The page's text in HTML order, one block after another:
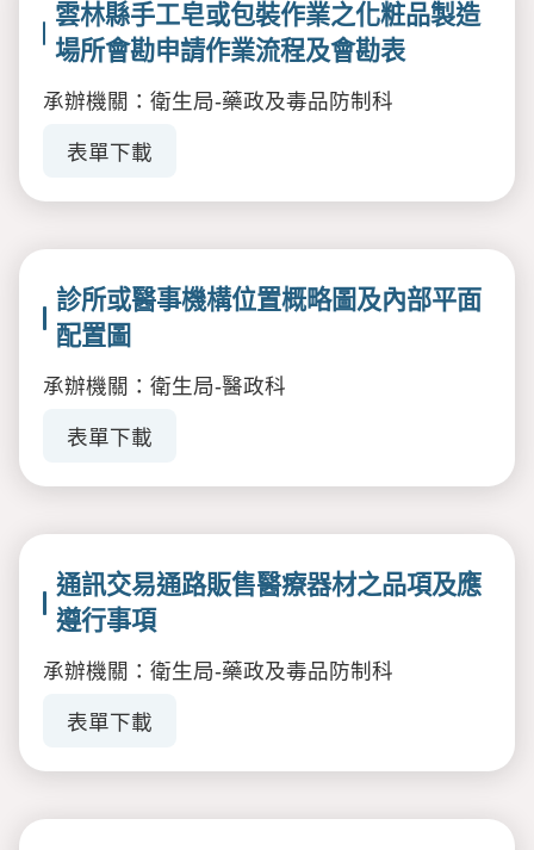
雲林縣手工皂或包裝作業之化粧品製造
場所會勘申請作業流程及會勘表
承辦機關：衛生局-藥政及毒品防制科
表單下載
診所或醫事機構位置概略圖及內部平面
配置圖
承辦機關：衛生局-醫政科
表單下載
通訊交易通路販售醫療器材之品項及應
遵行事項
承辦機關：衛生局-藥政及毒品防制科
表單下載